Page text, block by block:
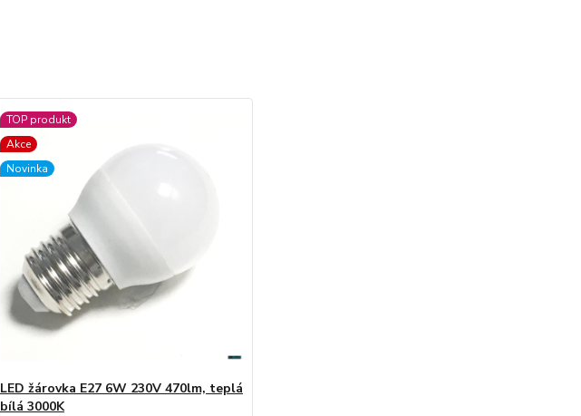
TOP produkt
Akce
Novinka
LED žárovka E27 6W 230V 470lm, teplá
bílá 3000K